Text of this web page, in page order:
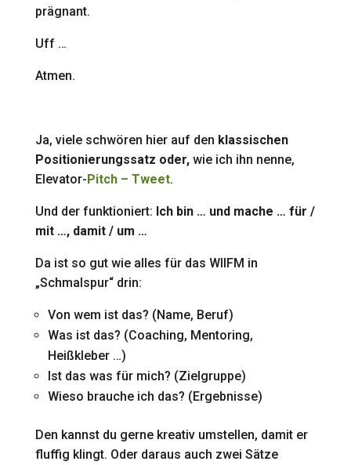
prägnant.
Uff …
Atmen.
Ja, viele schwören hier auf den klassischen
Positionierungssatz oder,wie ich ihn nenne,
Elevator-Pitch – Tweet.
Und der funktioniert: Ich bin … und mache … für /
mit …, damit / um …
Da ist so gut wie alles für das WIIFM in
„Schmalspur“ drin:
Von wem ist das? (Name, Beruf)
Was ist das? (Coaching, Mentoring,
Heißkleber …)
Ist das was für mich? (Zielgruppe)
Wieso brauche ich das? (Ergebnisse)
Den kannst du gerne kreativ umstellen, damit er
fluffig klingt. Oder daraus auch zwei Sätze